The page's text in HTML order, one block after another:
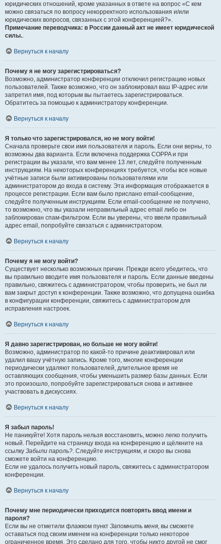
юридических отношений, кроме указанных в ответе на вопрос «С кем
можно связаться по вопросу некорректного использования и/или
юридических вопросов, связанных с этой конференцией?».
Примечание переводчика: в России данный акт не имеет юридической
силы..
Вернуться к началу
Почему я не могу зарегистрироваться?
Возможно, администратор конференции отключил регистрацию новых
пользователей. Также возможно, что он заблокировал ваш IP-адрес или
запретил имя, под которым вы пытаетесь зарегистрироваться.
Обратитесь за помощью к администратору конференции.
Вернуться к началу
Я только что зарегистрировался, но не могу войти!
Сначала проверьте свои имя пользователя и пароль. Если они верны, то
возможны два варианта. Если включена поддержка COPPA и при
регистрации вы указали, что вам менее 13 лет, следуйте полученным
инструкциям. На некоторых конференциях требуется, чтобы все новые
учётные записи были активированы пользователями или
администратором до входа в систему. Эта информация отображается в
процессе регистрации. Если вам было прислано email-сообщение,
следуйте полученным инструкциям. Если email-сообщение не получено,
то возможно, что вы указали неправильный адрес email либо он
заблокирован спам-фильтром. Если вы уверены, что ввели правильный
адрес email, попробуйте связаться с администратором.
Вернуться к началу
Почему я не могу войти?
Существует несколько возможных причин. Прежде всего убедитесь, что
вы правильно вводите имя пользователя и пароль. Если данные введены
правильно, свяжитесь с администратором, чтобы проверить, не был ли
вам закрыт доступ к конференции. Также возможно, что допущена ошибка
в конфигурации конференции, свяжитесь с администратором для
исправления настроек.
Вернуться к началу
Я давно зарегистрирован, но больше не могу войти!
Возможно, администратор по какой-то причине деактивировал или
удалил вашу учётную запись. Кроме того, многие конференции
периодически удаляют пользователей, длительное время не
оставляющих сообщения, чтобы уменьшить размер базы данных. Если
это произошло, попробуйте зарегистрироваться снова и активнее
участвовать в дискуссиях.
Вернуться к началу
Я забыл пароль!
Не паникуйте! Хотя пароль нельзя восстановить, можно легко получить
новый. Перейдите на страницу входа на конференцию и щёлкните на
ссылку Забыли пароль?. Следуйте инструкциям, и скоро вы снова
сможете войти на конференцию.
Если не удалось получить новый пароль, свяжитесь с администратором
конференции.
Вернуться к началу
Почему мне периодически приходится повторять ввод имени и
пароля?
Если вы не отметили флажком пункт Запомнить меня, вы сможете
оставаться под своим именем на конференции только некоторое
ограниченное время. Это сделано для того, чтобы никто другой не смог